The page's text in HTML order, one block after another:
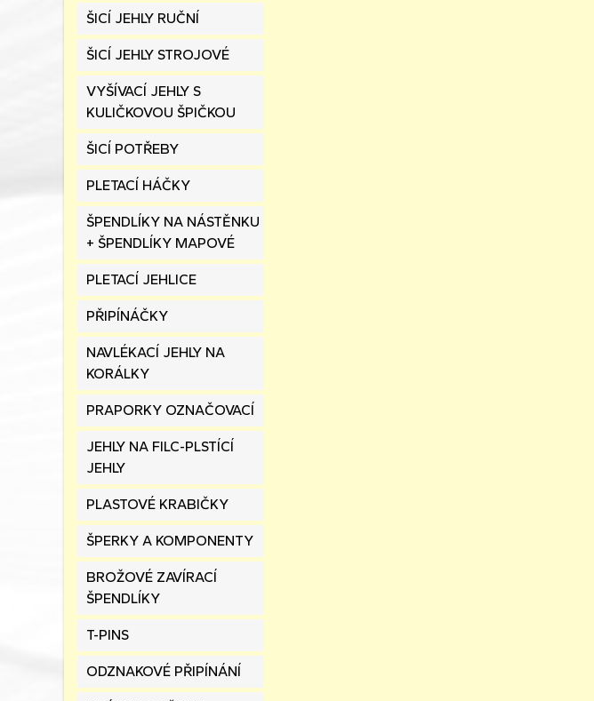
ŠICÍ JEHLY RUČNÍ
ŠICÍ JEHLY STROJOVÉ
VYŠÍVACÍ JEHLY S
KULIČKOVOU ŠPIČKOU
ŠICÍ POTŘEBY
PLETACÍ HÁČKY
ŠPENDLÍKY NA NÁSTĚNKU
+ ŠPENDLÍKY MAPOVÉ
PLETACÍ JEHLICE
PŘIPÍNÁČKY
NAVLÉKACÍ JEHLY NA
KORÁLKY
PRAPORKY OZNAČOVACÍ
JEHLY NA FILC-PLSTÍCÍ
JEHLY
PLASTOVÉ KRABIČKY
ŠPERKY A KOMPONENTY
BROŽOVÉ ZAVÍRACÍ
ŠPENDLÍKY
T-PINS
ODZNAKOVÉ PŘIPÍNÁNÍ